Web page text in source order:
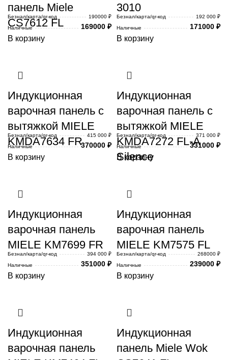
панель Miele
CS7612 FL
Безнал/карта/qr-код
190000 ₽
Наличные
169000 ₽
В корзину
3010
Безнал/карта/qr-код
192 000 ₽
Наличные
171000 ₽
В корзину
Индукционная
варочная панель с
вытяжкой MIELE
KMDA7634 FR
Безнал/карта/qr-код
415 000 ₽
Наличные
370000 ₽
В корзину
Индукционная
варочная панель с
вытяжкой MIELE
KMDA7272 FL-A
Silence
Безнал/карта/qr-код
371 000 ₽
Наличные
331000 ₽
В корзину
Индукционная
варочная панель
MIELE KM7699 FR
Безнал/карта/qr-код
394 000 ₽
Наличные
351000 ₽
В корзину
Индукционная
варочная панель
MIELE KM7575 FL
Безнал/карта/qr-код
268000 ₽
Наличные
239000 ₽
В корзину
Индукционная
варочная панель
Индукционная
панель Miele Wok